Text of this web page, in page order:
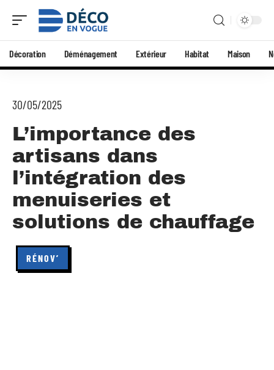
Décoration Déménagement Extérieur Habitat Maison
30/05/2025
L’importance des
artisans dans
l’intégration des
menuiseries et
solutions de chauffage
RÉNOV’